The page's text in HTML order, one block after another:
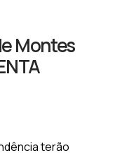
Montes